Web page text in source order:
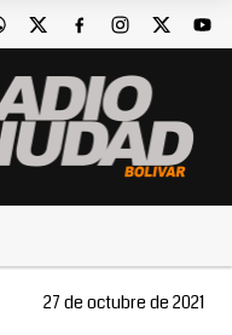
27 de octubre de 2021